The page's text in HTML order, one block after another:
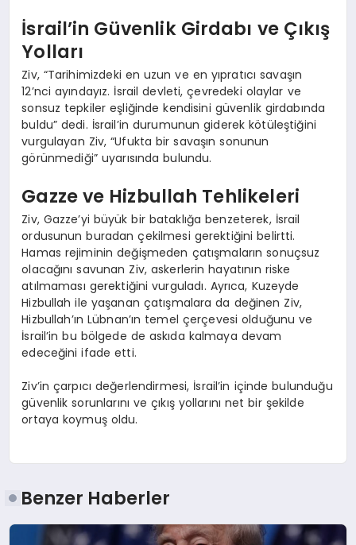
İsrail’in Güvenlik Girdabı ve Çıkış
Yolları
Ziv, “Tarihimizdeki en uzun ve en yıpratıcı savaşın
12’nci ayındayız. İsrail devleti, çevredeki olaylar ve
sonsuz tepkiler eşliğinde kendisini güvenlik girdabında
buldu” dedi. İsrail’in durumunun giderek kötüleştiğini
vurgulayan Ziv, “Ufukta bir savaşın sonunun
görünmediği” uyarısında bulundu.
Gazze ve Hizbullah Tehlikeleri
Ziv, Gazze’yi büyük bir bataklığa benzeterek, İsrail
ordusunun buradan çekilmesi gerektiğini belirtti.
Hamas rejiminin değişmeden çatışmaların sonuçsuz
olacağını savunan Ziv, askerlerin hayatının riske
atılmaması gerektiğini vurguladı. Ayrıca, Kuzeyde
Hizbullah ile yaşanan çatışmalara da değinen Ziv,
Hizbullah’ın Lübnan’ın temel çerçevesi olduğunu ve
İsrail’in bu bölgede de askıda kalmaya devam
edeceğini ifade etti.
Ziv’in çarpıcı değerlendirmesi, İsrail’in içinde bulunduğu
güvenlik sorunlarını ve çıkış yollarını net bir şekilde
ortaya koymuş oldu.
Benzer Haberler